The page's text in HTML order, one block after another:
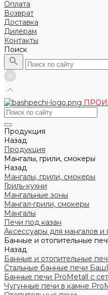
Оплата
Возврат
Доставка
Дилерам
Контакты
Поиск
Продукция
Назад
Продукция
Мангалы, грили, смокеры
Назад
Мангалы, грили, смокеры
Гриль-кухни
Мангальные зоны
Мангал-грили, смокеры
Мангалы
Печи под казан
Аксессуары для мангалов и
Банные и отопительные
Назад
Банные и отопительные
Стальные банные печи
Банные печи ProMetall с
Чугунные печи в камне